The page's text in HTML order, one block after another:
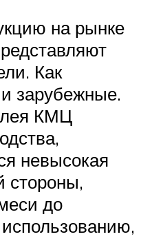
на рынке
Как
зарубежные.
КМЦ
невысокая
стороны,
до
использованию,